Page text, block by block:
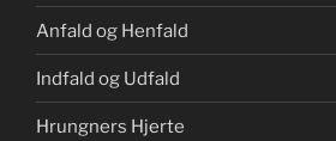
Anfald og Henfald
Indfald og Udfald
Hrungners Hjerte